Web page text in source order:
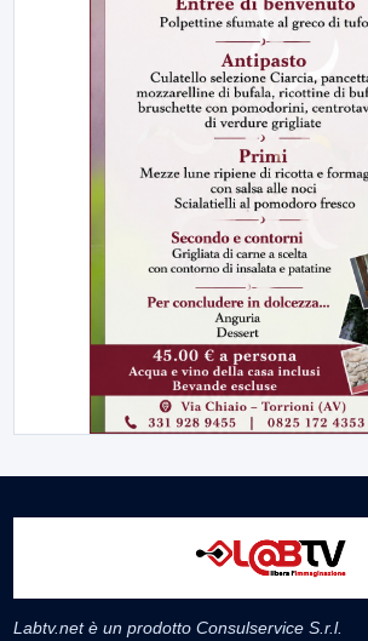
Labtv.net è un prodotto Consulservice S.r.l.